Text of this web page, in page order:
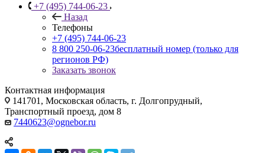
+7 (495) 744-06-23
Назад
Телефоны
+7 (495) 744-06-23
8 800 250-06-23бесплатный номер (только для
регионов РФ)
Заказать звонок
Контактная информация
141701, Московская область, г. Долгопрудный,
Транспортный проезд, дом 8
7440623@ognebor.ru